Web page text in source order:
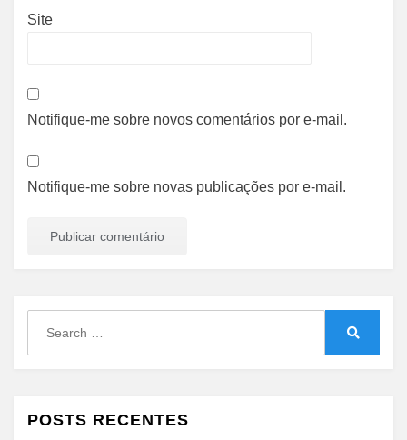
Site
Notifique-me sobre novos comentários por e-mail.
Notifique-me sobre novas publicações por e-mail.
POSTS RECENTES